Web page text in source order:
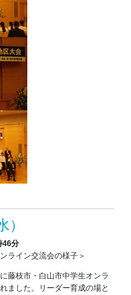
）
46分
ライン交流会の様子＞
藤枝市・白山市中学生オンラ
ました。リーダー育成の場と